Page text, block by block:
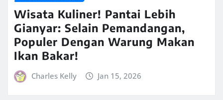
Wisata Kuliner! Pantai Lebih
Gianyar: Selain Pemandangan,
Populer Dengan Warung Makan
Ikan Bakar!
Charles Kelly Jan 15, 2026